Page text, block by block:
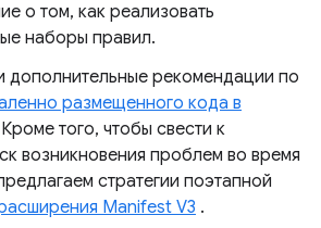
о том, как реализовать
наборы правил.
дополнительные рекомендации по
размещенного кода в
того, чтобы свести к
возникновения проблем во время
стратегии поэтапной
Manifest V3 .